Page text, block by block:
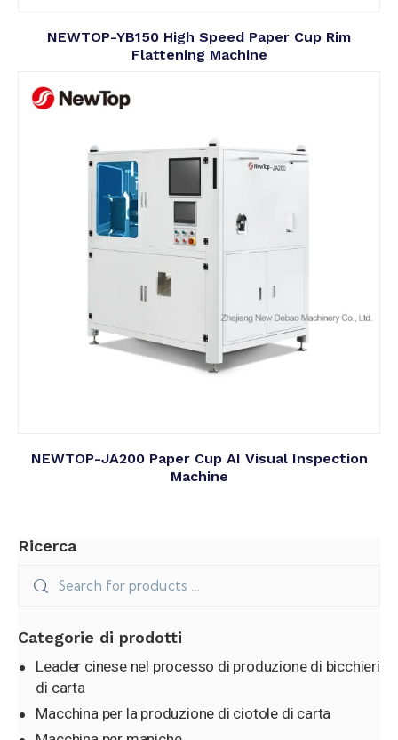
NEWTOP-YB150 High Speed Paper Cup Rim
Flattening Machine
NEWTOP-JA200 Paper Cup AI Visual Inspection
Machine
Ricerca
Categorie di prodotti
Leader cinese nel processo di produzione di bicchieri
di carta
Macchina per la produzione di ciotole di carta